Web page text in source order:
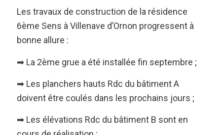
Les travaux de construction de la résidence
6ème Sens à Villenave d’Ornon progressent à
bonne allure :
➡ La 2ème grue a été installée fin septembre ;
➡ Les planchers hauts Rdc du bâtiment A
doivent être coulés dans les prochains jours ;
➡ Les élévations Rdc du bâtiment B sont en